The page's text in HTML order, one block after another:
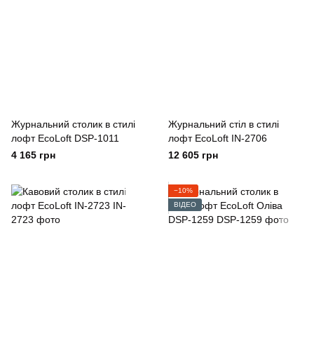
Журнальний столик в стилі
лофт EcoLoft DSP-1011
4 165 грн
Журнальний стіл в стилі
лофт EcoLoft IN-2706
12 605 грн
−10%
ВІДЕО